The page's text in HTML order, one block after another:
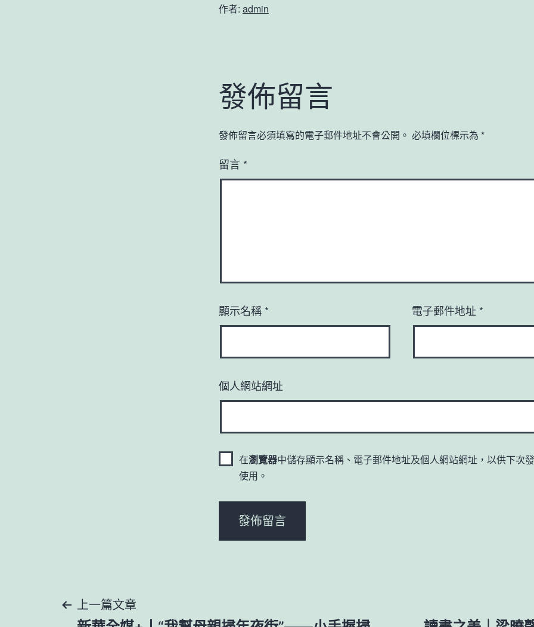
作者: admin
發佈留言
發佈留言必須填寫的電子郵件地址不會公開。 必填欄位標示為 *
留言 *
顯示名稱 * 電子郵件地址 *
個人網站網址
在瀏覽器中儲存顯示名稱、電子郵件地址及個人網站網址，以供下次
使用。
文上一篇文章